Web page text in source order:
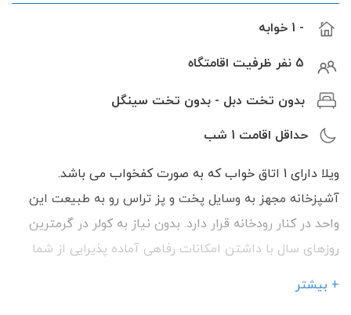
- 1 خوابه
5 نفر ظرفیت اقامتگاه
بدون تخت دبل - بدون تخت سینگل
حداقل اقامت 1 شب
ویلا دارای 1 اتاق خواب که به صورت کفخواب می باشد.
آشپزخانه مجهز به وسایل پخت و پز تراس رو به طبیعت این
واحد در کنار رودخانه قرار دارد. بدون نیاز به کولر در گرمترین
روزهای سال با داشتن امکانات رفاهی آماده پذیرایی از شما
+ بیشتر